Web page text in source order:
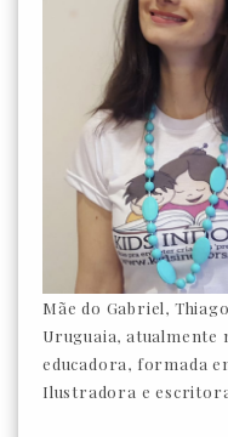
Mãe do Gabriel,
Uruguaia, atualmente
educadora, formada
Ilustradora e